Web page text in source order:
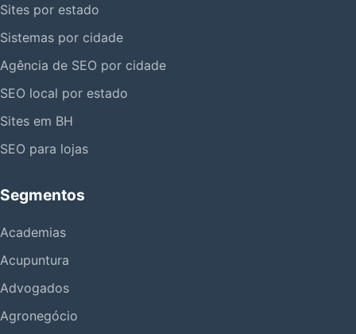
Sites por estado
Sistemas por cidade
Agência de SEO por cidade
SEO local por estado
Sites em BH
SEO para lojas
Segmentos
Academias
Acupuntura
Advogados
Agronegócio